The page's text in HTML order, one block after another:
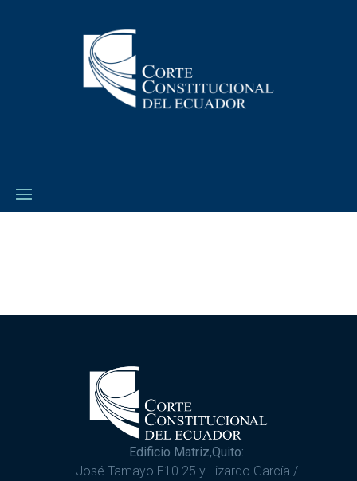
Edificio Matriz,Quito:
José Tamayo E10 25 y Lizardo García /